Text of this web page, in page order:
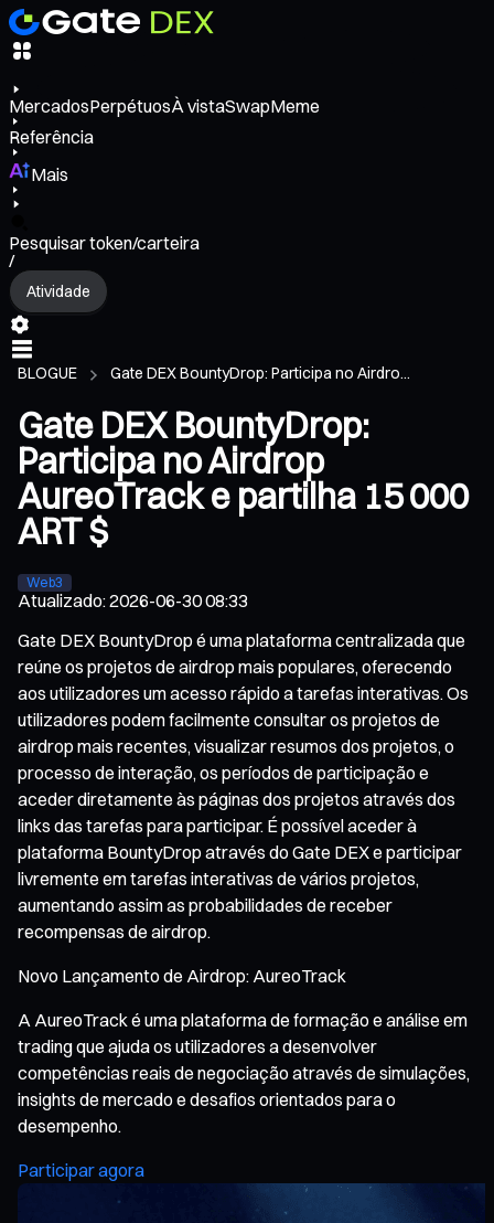
MercadosPerpétuosÀ vistaSwapMeme
Referência
Mais
Pesquisar token/carteira
/
Atividade
BLOGUE Gate DEX BountyDrop: Participa no Airdro...
Gate DEX BountyDrop:
Participa no Airdrop
AureoTrack e partilha 15 000
ART $
Web3
Atualizado:2026-06-30 08:33
Gate DEX BountyDrop é uma plataforma centralizada que
reúne os projetos de airdrop mais populares, oferecendo
aos utilizadores um acesso rápido a tarefas interativas. Os
utilizadores podem facilmente consultar os projetos de
airdrop mais recentes, visualizar resumos dos projetos, o
processo de interação, os períodos de participação e
aceder diretamente às páginas dos projetos através dos
links das tarefas para participar. É possível aceder à
plataforma BountyDrop através do Gate DEX e participar
livremente em tarefas interativas de vários projetos,
aumentando assim as probabilidades de receber
recompensas de airdrop.
Novo Lançamento de Airdrop: AureoTrack
A AureoTrack é uma plataforma de formação e análise em
trading que ajuda os utilizadores a desenvolver
competências reais de negociação através de simulações,
insights de mercado e desafios orientados para o
desempenho.
Participar agora